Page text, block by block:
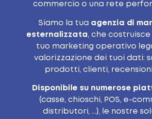
commercio o una rete
Siamo la tua agenzia di
esternalizzata, che costruisce
tuo marketing operativo
valorizzazione dei tuoi dati:
prodotti, clienti,
Disponibile su numerose
(casse, chioschi, POS, e-
distributori, …), le nostre